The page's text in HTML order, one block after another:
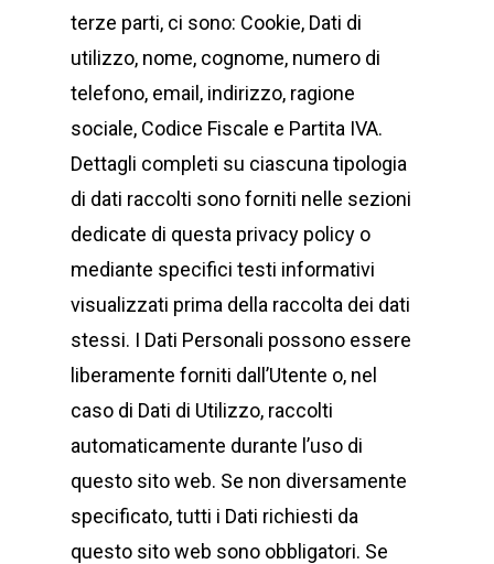
terze parti, ci sono: Cookie, Dati di
utilizzo, nome, cognome, numero di
telefono, email, indirizzo, ragione
sociale, Codice Fiscale e Partita IVA.
Dettagli completi su ciascuna tipologia
di dati raccolti sono forniti nelle sezioni
dedicate di questa privacy policy o
mediante specifici testi informativi
visualizzati prima della raccolta dei dati
stessi. I Dati Personali possono essere
liberamente forniti dall’Utente o, nel
caso di Dati di Utilizzo, raccolti
automaticamente durante l’uso di
questo sito web. Se non diversamente
specificato, tutti i Dati richiesti da
questo sito web sono obbligatori. Se